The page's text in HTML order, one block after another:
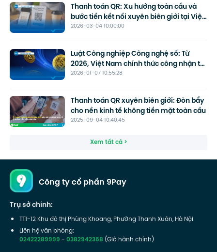
2026-03-04 10:00:00
Thanh toán QR: Xu hướng toàn cầu và
bước tiến kết nối xuyên biên giới tại Việt
Nam
2026-01-07 10:55:28
Luật Công nghiệp Công nghệ số: Từ
2026, Việt Nam chính thức công nhận tài
sản số?
2025-09-04 10:40:45
Thanh toán QR xuyên biên giới: Đòn bẩy
cho nền kinh tế không tiền mặt toàn cầu
Xem tất cả >
Công ty cổ phần 9Pay
Trụ sở chính:
TT1-12 Khu đô thị Phùng Khoang, Phường Thanh Xuân, Hà Nội
Liên hệ văn phòng:
02422289999-0382942368 (Giờ hành chính)